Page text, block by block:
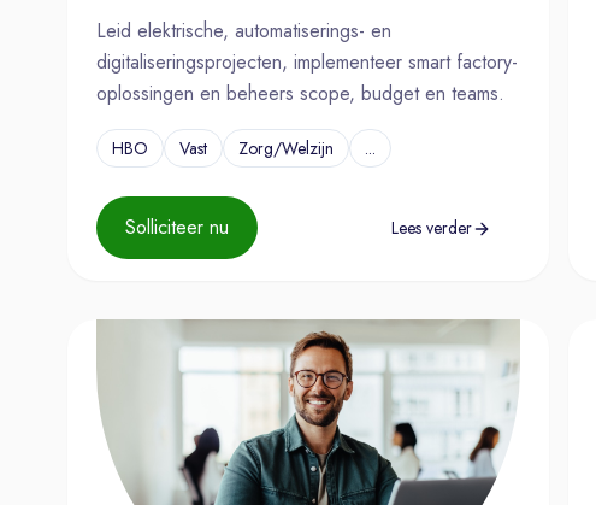
Leid elektrische, automatiserings- en
digitaliseringsprojecten, implementeer smart factory-
oplossingen en beheers scope, budget en teams.
HBO Vast Zorg/Welzijn ...
Solliciteer nu Lees verder